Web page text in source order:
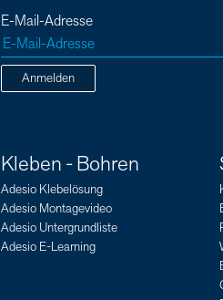
E-Mail-Adresse
Anmelden
Kleben - Bohren
Adesio Klebelösung
Adesio Montagevideo
Adesio Untergrundliste
Adesio E-Learning